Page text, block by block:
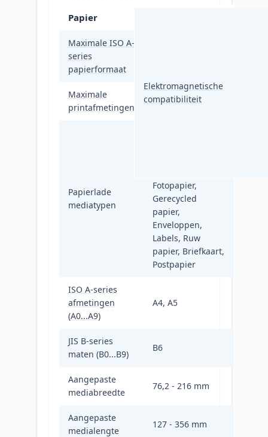
Papier
Maximale ISO A-
series
papierformaat
Maximale
printafmetingen
212 x 352 mm
Papierlade
mediatypen
Fotopapier,
Gerecycled
papier,
Enveloppen,
Labels, Ruw
papier, Briefkaart,
Postpapier
ISO A-series
afmetingen
(A0...A9)
A4, A5
JIS B-series
maten (B0...B9)
B6
Aangepaste
mediabreedte
76,2 - 216 mm
Aangepaste
medialengte
127 - 356 mm
Elektromagnetische
compatibiliteit